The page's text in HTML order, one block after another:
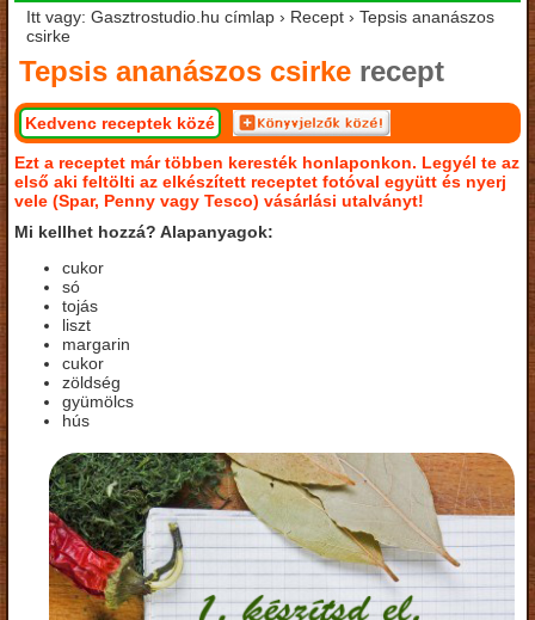
Itt vagy: Gasztrostudio.hu címlap › Recept › Tepsis ananászos
csirke
Tepsis ananászos csirke recept
Kedvenc receptek közé
Ezt a receptet már többen keresték honlaponkon. Legyél te az
első aki feltölti az elkészített receptet fotóval együtt és nyerj
vele (Spar, Penny vagy Tesco) vásárlási utalványt!
Mi kellhet hozzá? Alapanyagok:
cukor
só
tojás
liszt
margarin
cukor
zöldség
gyümölcs
hús